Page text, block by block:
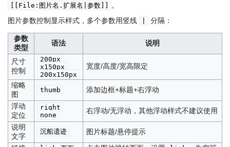
[[File:图片名.扩展名|参数]]
。
图片参数控制显示样式，多个参数用竖线
分隔：
参数
类型
语法 说明
尺寸
控制
200px
x150px
200x150px
宽度/高度/宽高限定
缩略
图
thumb
添加边框+标题+右浮动
浮动
定位
right
none
右浮动/无浮动，其他浮动样式不建议使用
说明
文字
沉船遗迹
图片标题/悬停提示